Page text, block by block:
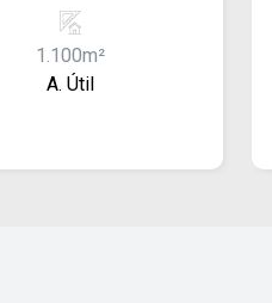
de contrato
que significa que
personalizar a
espaço sob medida
1.100m²
A. Útil